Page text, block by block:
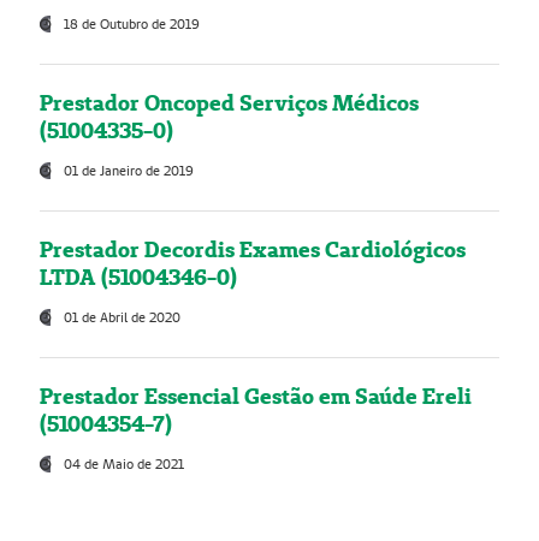
18 de Outubro de 2019
Prestador Oncoped Serviços Médicos
(51004335-0)
01 de Janeiro de 2019
Prestador Decordis Exames Cardiológicos
LTDA (51004346-0)
01 de Abril de 2020
Prestador Essencial Gestão em Saúde Ereli
(51004354-7)
04 de Maio de 2021